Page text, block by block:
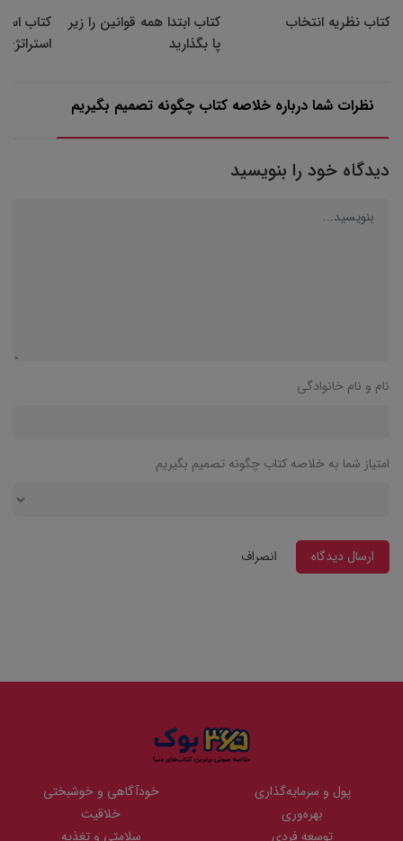
کتاب نظریه انتخاب
کتاب ابتدا همه قوانین را زیر
پا بگذارید
کتاب
نظرات شما درباره خلاصه کتاب چگونه تصمیم بگیریم
دیدگاه خود را بنویسید
نام و نام خانوادگی
امتیاز شما به خلاصه کتاب چگونه تصمیم بگیریم
ارسال دیدگاه انصراف
پول و سرمایه‌گذاری
خودآگاهی و خوشبختی
بهره‌وری
خلاقیت
توسعه فردی
سلامتی و تغذیه